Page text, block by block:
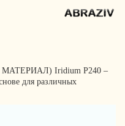
Iridium P240 –
для различных